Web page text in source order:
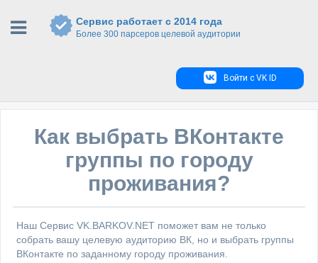
Сервис работает с 2014 года
Более 300 парсеров целевой аудитории
Войти с VK ID
Как выбрать ВКонтакте
группы по городу
проживания?
Наш Cервис VK.BARKOV.NET поможет вам не только
собрать вашу целевую аудиторию ВК, но и выбрать группы
ВКонтакте по заданному городу проживания.